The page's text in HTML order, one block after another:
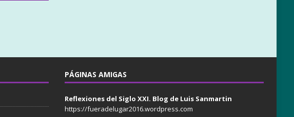
PÁGINAS AMIGAS
Reflexiones del Siglo XXI. Blog de Luis Sanmartin
https://fueradelugar2016.wordpress.com